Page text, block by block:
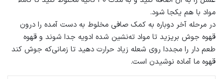
مواد با هم یکجا شود.
در مرحله آخر دوباره به کمک صافی مخلوط به دست آمده را درون
قهوه جوش بریزید تا مواد ته‌نشین شده ادویه جدا شوند و قهوه
طعم دار را مجددا روی شعله زیاد حرارت دهید تا زمانی‌که جوش کند
قهوه ما آماده نوشیدن است.